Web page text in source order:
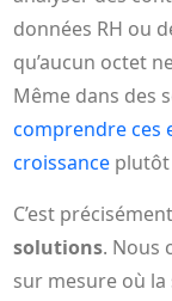
données RH ou
qu’aucun octet
Même dans des
comprendre ces
croissance plutôt
C’est
solutions. Nous
sur mesure où